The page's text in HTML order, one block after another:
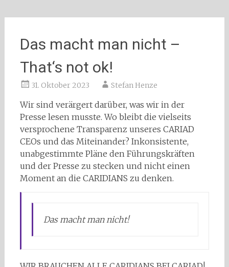
Das macht man nicht –
That‘s not ok!
31. Oktober 2023 Stefan Henze
Wir sind verärgert darüber, was wir in der
Presse lesen musste. Wo bleibt die vielseits
versprochene Transparenz unseres CARIAD
CEOs und das Miteinander? Inkonsistente,
unabgestimmte Pläne den Führungskräften
und der Presse zu stecken und nicht einen
Moment an die CARIDIANS zu denken.
Das macht man nicht!